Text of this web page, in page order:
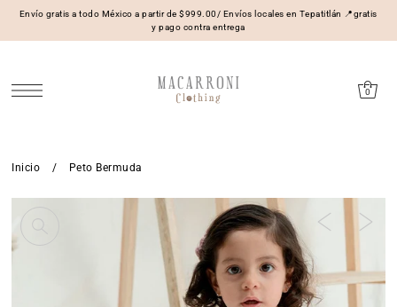
Envío gratis a todo México a partir de $999.00/ Envíos locales en Tepatitlán 📍gratis
y pago contra entrega
0
Inicio / Peto Bermuda